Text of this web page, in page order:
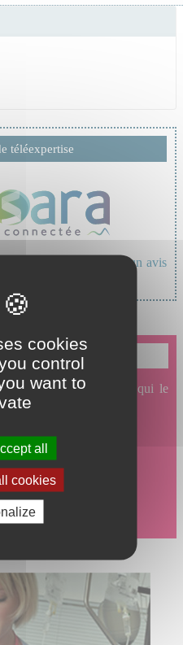
téléexpertise
je souhaite avoir un avis
rendez-vous en ligne
ligne avec un service qui le
cookies
control
want to
all
cookies